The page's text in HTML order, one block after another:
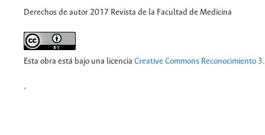
Derechos de autor 2017 Revista de la Facultad de Medicina
Esta obra está bajo una licencia Creative Commons Reconocimiento
-